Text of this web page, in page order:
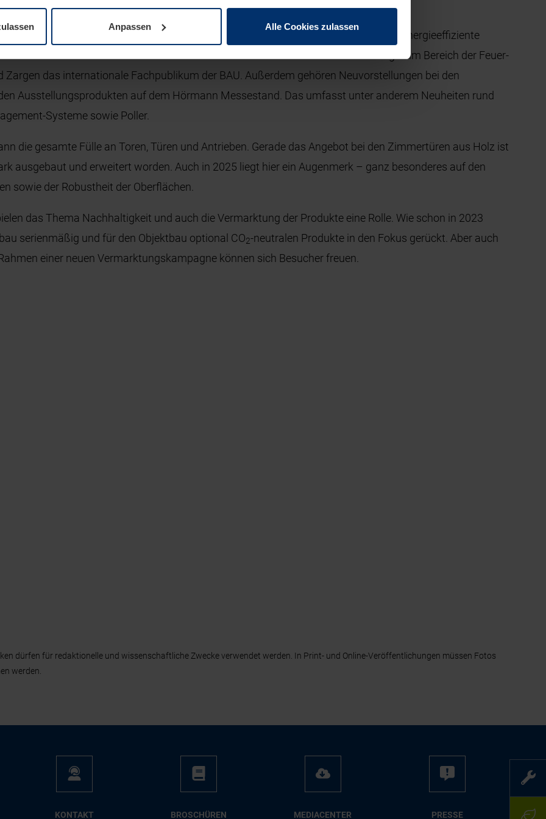
Anpassen Alle Cookies zulassen
neues Produkt erstmalig vorgestellt.
präsentiert Hörmann einige Neuheiten. Dabei steht das Thema energieeffiziente
im Fokus. Zudem erwarten Innovationen und konstruktive Weiterentwicklungen im Bereich der Feuer-
das internationale Fachpublikum der BAU. Außerdem gehören Neuvorstellungen bei den
Ausstellungsprodukten auf dem Hörmann Messestand. Das umfasst unter anderem Neuheiten rund
Systeme sowie Poller.
die gesamte Fülle an Toren, Türen und Antrieben. Gerade das Angebot bei den Zimmertüren aus Holz ist
ausgebaut und erweitert worden. Auch in 2025 liegt hier ein Augenmerk – ganz besonderes auf den
sowie der Robustheit der Oberflächen.
das Thema Nachhaltigkeit und auch die Vermarktung der Produkte eine Rolle. Wie schon in 2023
serienmäßig und für den Objektbau optional CO2-neutralen Produkte in den Fokus gerückt. Aber auch
einer neuen Vermarktungskampagne können sich Besucher freuen.
dürfen für redaktionelle und wissenschaftliche Zwecke verwendet werden. In Print- und Online-Veröffentlichungen müssen Fotos
werden.
KON­TAKT BRO­SCHÜ­REN ME­DIA­CEN­TER PRES­SE